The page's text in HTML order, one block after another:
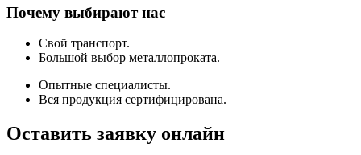
Почему выбирают нас
Свой транспорт.
Большой выбор металлопроката.
Опытные специалисты.
Вся продукция сертифицирована.
Оставить заявку онлайн